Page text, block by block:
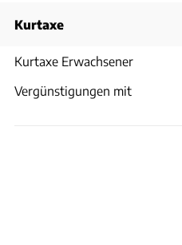
Kurtaxe
Kurtaxe Erwachsener
Vergünstigungen mit